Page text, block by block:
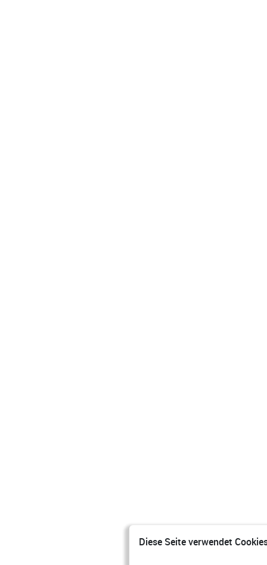
Diese Seite verwendet